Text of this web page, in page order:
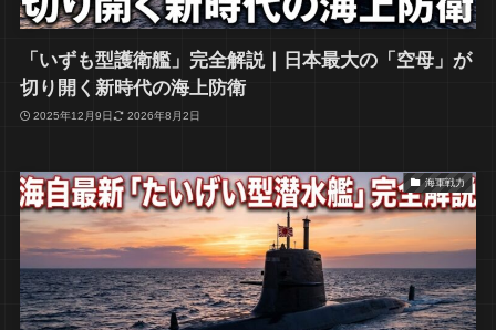
「いずも型護衛艦」完全解説｜日本最大の「空母」が
切り開く新時代の海上防衛
2025年12月9日 2026年8月2日
海軍戦力